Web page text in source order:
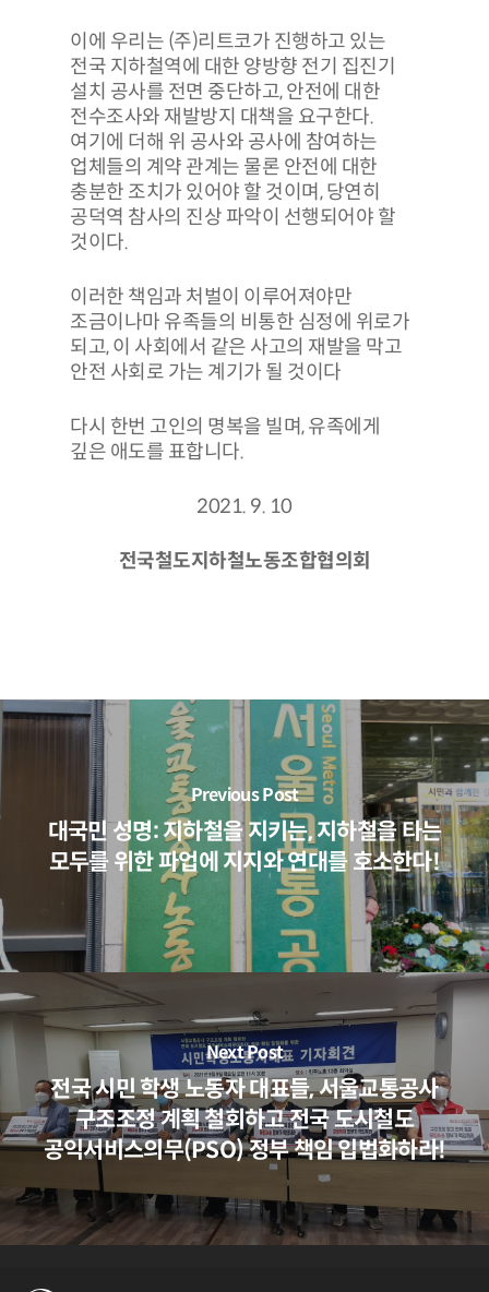
이에 우리는 (주)리트코가 진행하고 있는
전국 지하철역에 대한 양방향 전기 집진기
설치 공사를 전면 중단하고, 안전에 대한
전수조사와 재발방지 대책을 요구한다.
여기에 더해 위 공사와 공사에 참여하는
업체들의 계약 관계는 물론 안전에 대한
충분한 조치가 있어야 할 것이며, 당연히
공덕역 참사의 진상 파악이 선행되어야 할
것이다.
이러한 책임과 처벌이 이루어져야만
조금이나마 유족들의 비통한 심정에 위로가
되고, 이 사회에서 같은 사고의 재발을 막고
안전 사회로 가는 계기가 될 것이다
다시 한번 고인의 명복을 빌며, 유족에게
깊은 애도를 표합니다.
2021. 9. 10
전국철도지하철노동조합협의회
Previous Post
대국민 성명: 지하철을 지키는, 지하철을 타는
모두를 위한 파업에 지지와 연대를 호소한다!
Next Post
전국 시민 학생 노동자 대표들, 서울교통공사
구조조정 계획 철회하고 전국 도시철도
공익서비스의무(PSO) 정부 책임 입법화하라!